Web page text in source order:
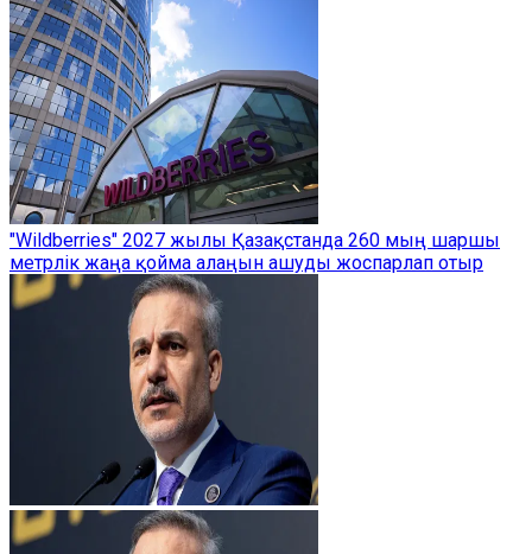
"Wildberries" 2027 жылы Қазақстанда 260 мың шаршы
метрлік жаңа қойма алаңын ашуды жоспарлап отыр